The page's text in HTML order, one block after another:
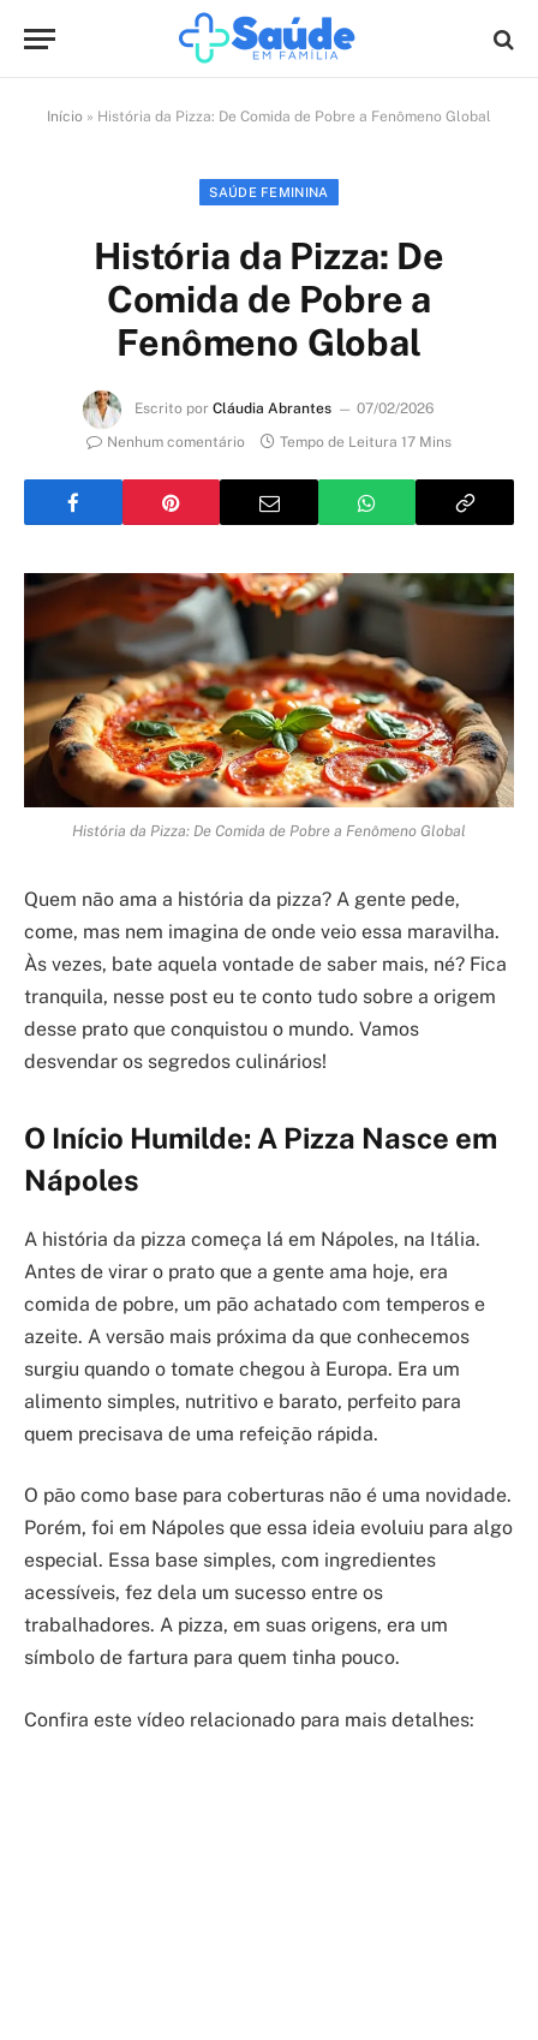
Início » História da Pizza: De Comida de Pobre a Fenômeno Global
SAÚDE FEMININA
História da Pizza: De
Comida de Pobre a
Fenômeno Global
Escrito por Cláudia Abrantes
07/02/2026
Nenhum comentário
Tempo de Leitura 17 Mins
História da Pizza: De Comida de Pobre a Fenômeno Global
Quem não ama a história da pizza? A gente pede,
come, mas nem imagina de onde veio essa maravilha.
Às vezes, bate aquela vontade de saber mais, né? Fica
tranquila, nesse post eu te conto tudo sobre a origem
desse prato que conquistou o mundo. Vamos
desvendar os segredos culinários!
O Início Humilde: A Pizza Nasce em
Nápoles
A história da pizza começa lá em Nápoles, na Itália.
Antes de virar o prato que a gente ama hoje, era
comida de pobre, um pão achatado com temperos e
azeite. A versão mais próxima da que conhecemos
surgiu quando o tomate chegou à Europa. Era um
alimento simples, nutritivo e barato, perfeito para
quem precisava de uma refeição rápida.
O pão como base para coberturas não é uma novidade.
Porém, foi em Nápoles que essa ideia evoluiu para algo
especial. Essa base simples, com ingredientes
acessíveis, fez dela um sucesso entre os
trabalhadores. A pizza, em suas origens, era um
símbolo de fartura para quem tinha pouco.
Confira este vídeo relacionado para mais detalhes: